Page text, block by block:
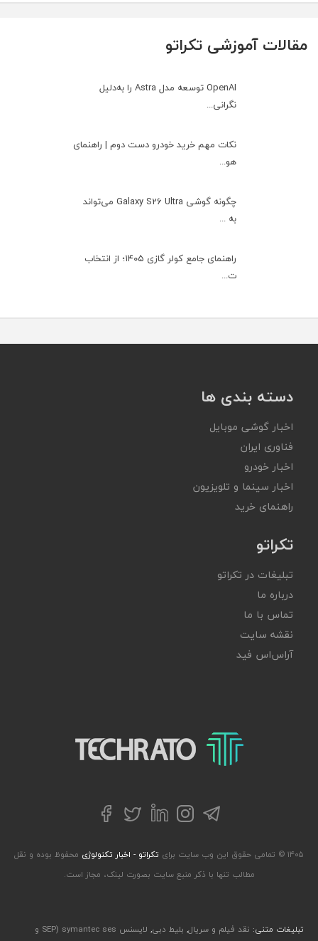
مقالات آموزشی تکراتو
OpenAI توسعه مدل Astra را به‌دلیل
نگرانی...
نکات مهم خرید خودرو دست دوم | راهنمای
هو...
چگونه گوشی Galaxy S26 Ultra می‌تواند
به ...
راهنمای جامع کولر گازی ۱۴۰۵؛ از انتخاب
ت...
دسته بندی ها
اخبار گوشی موبایل
فناوری ایران
اخبار خودرو
اخبار سینما و تلویزیون
راهنمای خرید
تکراتو
تبلیغات در تکراتو
درباره ما
تماس با ما
نقشه سایت
آر‌اس‌اس فید
تکراتو – زندگی با تکنولوژی
تلگراماینستاگرام
لینکداینتوییترفیسبوک
۱۴۰۵ © تمامی حقوق این وب سایت برای تکراتو - اخبار تکنولوژی محفوظ بوده و نقل
مطالب تنها با ذکر منبع سایت بصورت لینک، مجاز است.
تبلیغات متنی: نقد فیلم و سریال, بلیط دبی,
لایسنس symantec ses (SEP و